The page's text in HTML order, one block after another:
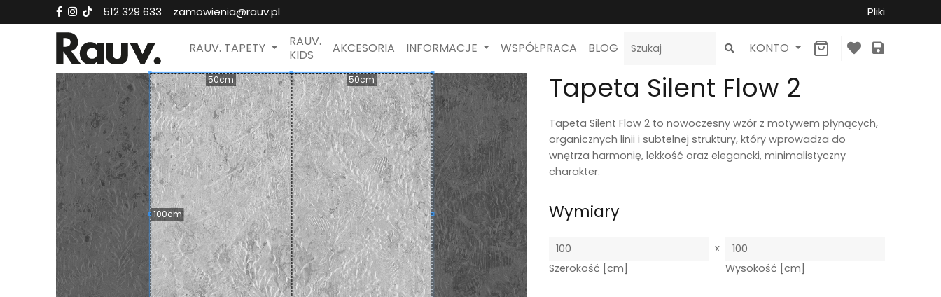
512 329 633 zamowienia@rauv.pl Pliki
RAUV. TAPETY
RAUV.
KIDS
AKCESORIA INFORMACJE WSPÓŁPRACA BLOG KONTO
50cm
100cm
50cm Tapeta Silent Flow 2
Tapeta Silent Flow 2 to nowoczesny wzór z motywem płynących,
organicznych linii i subtelnej struktury, który wprowadza do
wnętrza harmonię, lekkość oraz elegancki, minimalistyczny
charakter.
Wymiary
Szerokość [cm]
x
Wysokość [cm]
×